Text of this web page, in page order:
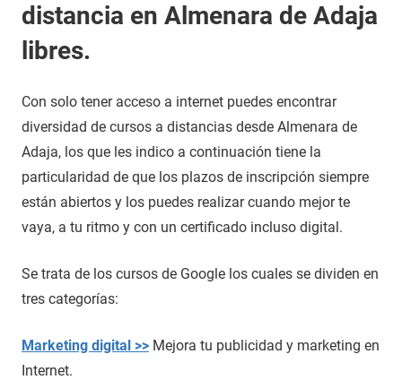
distancia en Almenara de Adaja
libres.
Con solo tener acceso a internet puedes encontrar
diversidad de cursos a distancias desde Almenara de
Adaja, los que les indico a continuación tiene la
particularidad de que los plazos de inscripción siempre
están abiertos y los puedes realizar cuando mejor te
vaya, a tu ritmo y con un certificado incluso digital.
Se trata de los cursos de Google los cuales se dividen en
tres categorías:
Marketing digital >> Mejora tu publicidad y marketing en
Internet.